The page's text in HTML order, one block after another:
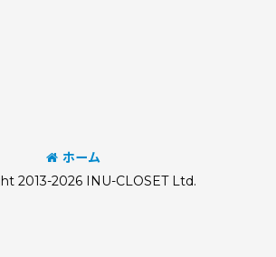
ホーム
2013-2026 INU-CLOSET Ltd.